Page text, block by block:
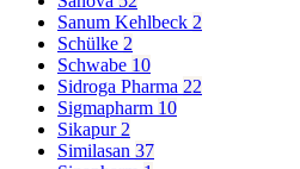
Sanum Kehlbeck 2
Schülke 2
Schwabe 10
Sidroga Pharma 22
Sigmapharm 10
Sikapur 2
Similasan 37